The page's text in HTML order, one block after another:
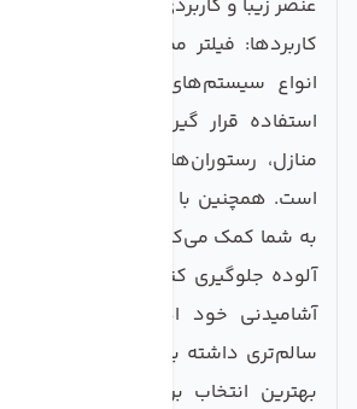
عنصر زیبا و کاربردی در آشپزخانه شما
انواع سیستم‌های تصفیه آب
استفاده قرار گیرد. این فیلتر برای
منازل، رستوران‌ها، کافه‌ها و نیز
است. همچنین با تسهیل فرآیند
به شما کمک می‌کند تا از مشکلات
آلوده جلوگیری کنید. در نهایت، اگر
آشامیدنی خود اهمیت می‌دهید و
بهترین انتخاب برای شماست. با